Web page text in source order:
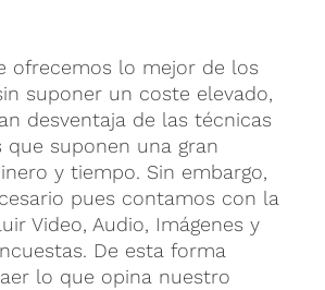
ofrecemos lo mejor de los
suponer un coste elevado,
desventaja de las técnicas
que suponen una gran
y tiempo. Sin embargo,
pues contamos con la
Video, Audio, Imágenes y
De esta forma
lo que opina nuestro